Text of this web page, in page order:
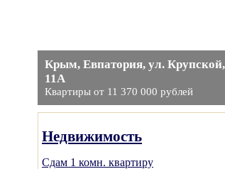
Крым, Евпатория, ул.
11А
Квартиры от 11 370 000 рублей
Недвижимость
Сдам 1 комн. квартиру